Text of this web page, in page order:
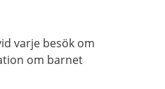
varje besök om
om barnet